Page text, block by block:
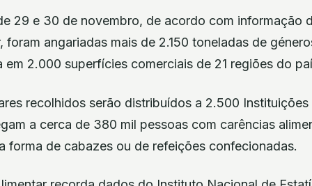
29 e 30 de novembro, de acordo com informação
foram angariadas mais de 2.150 toneladas de
em 2.000 superfícies comerciais de 21 regiões do
recolhidos serão distribuídos a 2.500
a cerca de 380 mil pessoas com carências
forma de cabazes ou de refeições confecionadas.